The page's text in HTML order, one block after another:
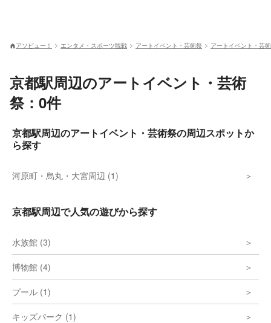
アソビュー！ エンタメ・スポーツ観戦 アートイベント・芸術祭 アートイベント・芸
京都駅周辺のアートイベント・芸術
祭：0件
京都駅周辺のアートイベント・芸術祭の周辺スポットか
ら探す
河原町・烏丸・大宮周辺 (1)
京都駅周辺で人気の遊びから探す
水族館 (3)
博物館 (4)
プール (1)
キッズパーク (1)